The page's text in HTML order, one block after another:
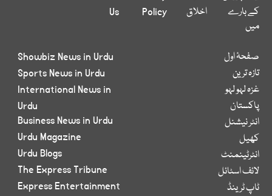
کے بارے
میں
اخلاق Policy
Us
صفحۂ اول
تازہ ترین
غزہ لہو لہو
پاکستان
انٹر نیشنل
کھیل
انٹرٹینمنٹ
لائف اسٹائل
ٹاپ ٹرینڈ
Showbiz News in Urdu
Sports News in Urdu
International News in
Urdu
Business News in Urdu
Urdu Magazine
Urdu Blogs
The Express Tribune
Express Entertainment